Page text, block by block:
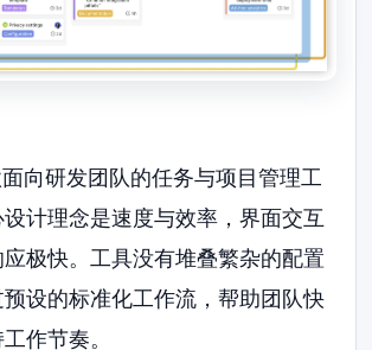
向研发团队的任务与项目管理工
计理念是速度与效率，界面交互
极快。工具没有堆叠繁杂的配置
设的标准化工作流，帮助团队快
作节奏。